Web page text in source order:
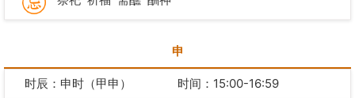
申
时辰：申时（甲申）
时间：15:00-16:59